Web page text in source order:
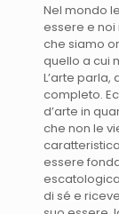
Nel mondo
essere e
che siamo
quello a cui
L’arte parla,
completo.
d’arte in
che non le
essere
di sé e